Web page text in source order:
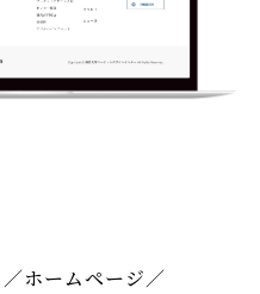
ホームページ